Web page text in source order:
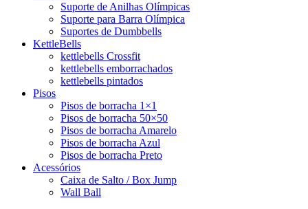
Suporte de Anilhas Olímpicas
Suporte para Barra Olímpica
Suportes de Dumbbells
KettleBells
kettlebells Crossfit
kettlebells emborrachados
kettlebells pintados
Pisos
Pisos de borracha 1×1
Pisos de borracha 50×50
Pisos de borracha Amarelo
Pisos de borracha Azul
Pisos de borracha Preto
Acessórios
Caixa de Salto / Box Jump
Wall Ball